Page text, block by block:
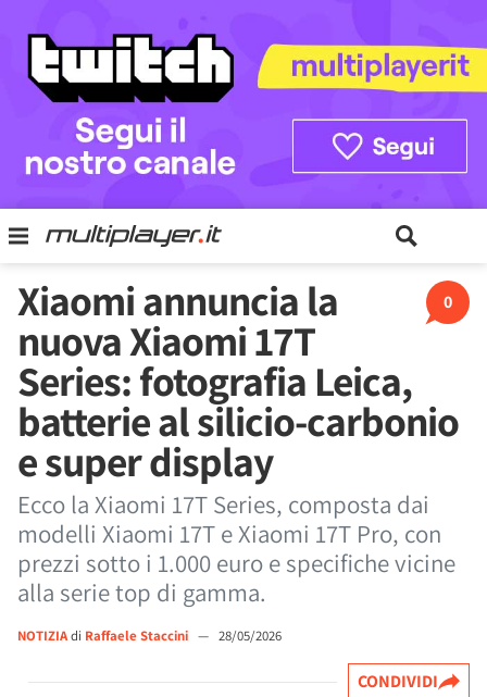
0
Xiaomi annuncia la
nuova Xiaomi 17T
Series: fotografia Leica,
batterie al silicio-carbonio
e super display
Ecco la Xiaomi 17T Series, composta dai
modelli Xiaomi 17T e Xiaomi 17T Pro, con
prezzi sotto i 1.000 euro e specifiche vicine
alla serie top di gamma.
NOTIZIAdi Raffaele Staccini — 28/05/2026
CONDIVIDI